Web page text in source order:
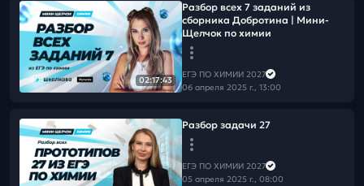
02:17:43
Разбор всех 7 заданий из
сборника Добротина | Мини-
Щелчок по химии
ЕГЭ ПО ХИМИИ 2027
06 апреля 2025 г., 13:00
Разбор задачи 27
ЕГЭ ПО ХИМИИ 2027
05 апреля 2025 г., 08:00